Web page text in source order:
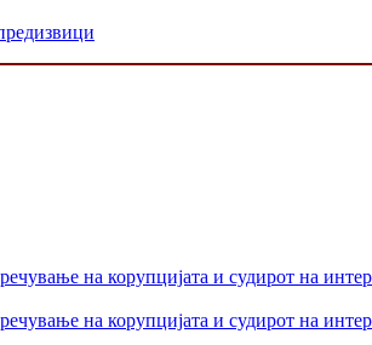
на корупцијата и судирот на
на корупцијата и судирот на